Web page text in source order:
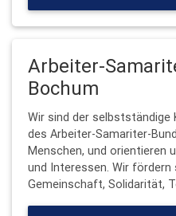
Arbeiter-
Bochum
Wir sind der selbstständige
des Arbeiter-Samariter-
Menschen, und orientieren
und Interessen. Wir fördern
Gemeinschaft, Solidarität,